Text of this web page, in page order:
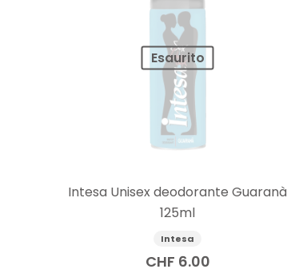
Esaurito
Intesa Unisex deodorante Guaranà
125ml
Intesa
CHF 6.00